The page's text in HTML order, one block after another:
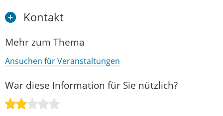
Kontakt
Mehr zum Thema
Ansuchen für Veranstaltungen
War diese Information für Sie nützlich?